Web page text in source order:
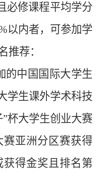
必修课程平均学分
以内者，可参加学
推荐：
的中国国际大学生
学生课外学术科技
杯大学生创业大赛
亚洲分区赛获得
得金奖且排名第